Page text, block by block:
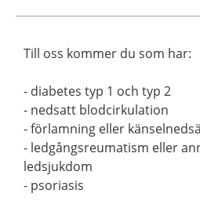
Till oss kommer du som har:
- diabetes typ 1 och typ 2
- nedsatt blodcirkulation
- förlamning eller
- ledgångsreumatism eller
ledsjukdom
- psoriasis